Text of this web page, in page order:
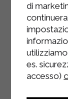
di
es.
accesso)